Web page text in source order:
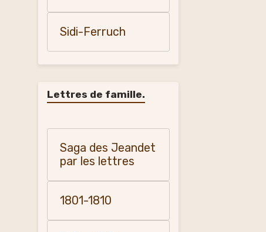
Sidi-Ferruch
Lettres de famille.
Saga des Jeandet
par les lettres
1801-1810